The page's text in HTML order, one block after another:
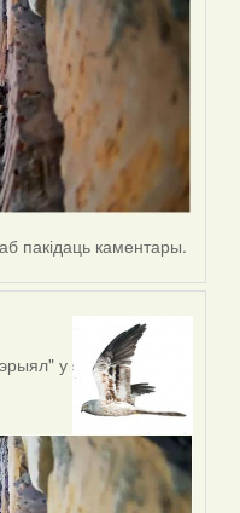
пакідаць каментары.
у